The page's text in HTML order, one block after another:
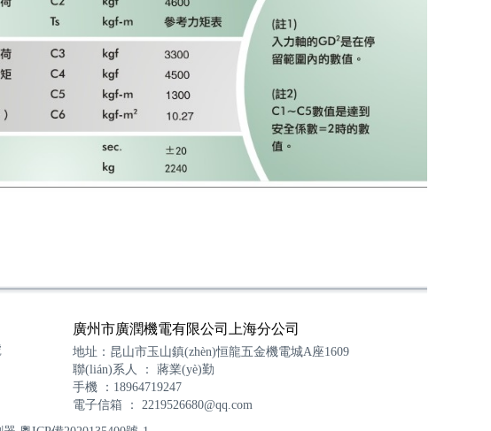
廣州市廣潤機電有限公司上海分公司
地址：昆山市玉山鎮(zhèn)恒龍五金機電城A座1609
聯(lián)系人 ： 蔣業(yè)勤
手機 ：18964719247
電子信箱 ： 2219526680@qq.com